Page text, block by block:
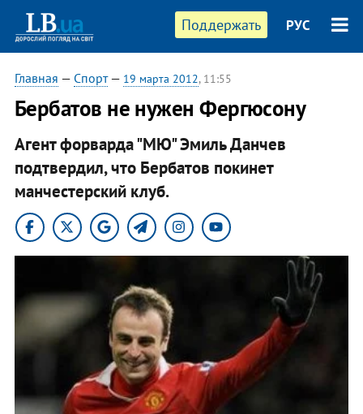
Поддержать РУС
Главная — Спорт— 19 марта 2012, 11:55
Бербатов не нужен Фергюсону
Агент форварда "МЮ" Эмиль Данчев
подтвердил, что Бербатов покинет
манчестерский клуб.